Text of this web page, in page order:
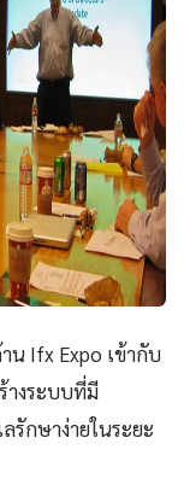
น Ifx Expo เข้ากับ
างระบบที่มี
รักษาง่ายในระยะ